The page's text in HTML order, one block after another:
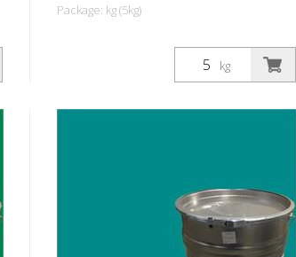
Package: kg (5kg)
A STRAMAT útburkolati festékeket
elsősorban aszfalt- vagy
betonfelületeken használják, szegély-
és középvonalak, parkolóhelyek,
kg